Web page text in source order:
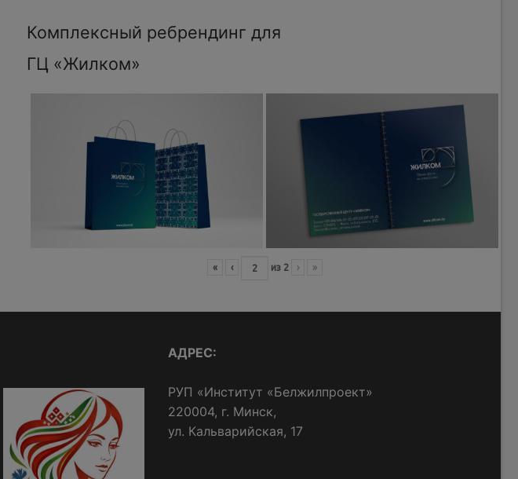
Комплексный ребрендинг для
ГЦ «Жилком»
« ‹ из 2 › »
АДРЕС:
РУП «Институт «Белжилпроект»
220004, г. Минск,
ул. Кальварийская, 17